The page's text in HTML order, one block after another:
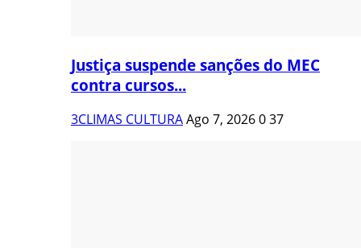
Justiça suspende sanções do MEC
contra cursos...
3CLIMAS CULTURAAgo 7, 2026037